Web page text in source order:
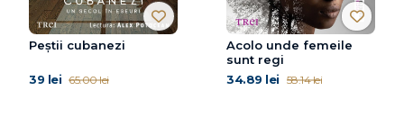
Peștii cubanezi
39 lei 65.00 lei
Acolo unde femeile
sunt regi
34.89 lei 58.14 lei